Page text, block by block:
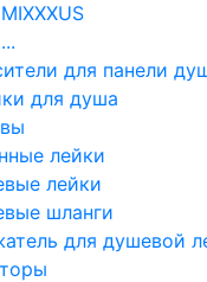
MIXXXUS
...
для панели
для душа
лейки
лейки
шланги
для душевой